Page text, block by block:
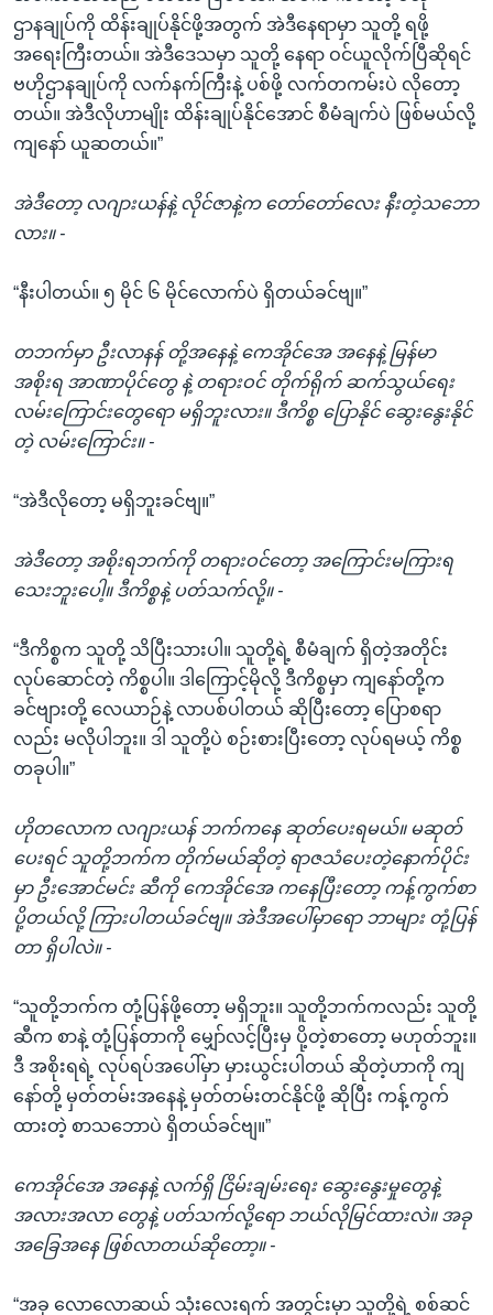
ဌာနချုပ်ကို ထိန်းချုပ်နိုင်ဖို့အတွက် အဲဒီနေရာမှာ သူတို့ ရဖို့
အရေးကြီးတယ်။ အဲဒီဒေသမှာ သူတို့ နေရာ ဝင်ယူလိုက်ပြီဆိုရင်
ဗဟိုဌာနချုပ်ကို လက်နက်ကြီးနဲ့ ပစ်ဖို့ လက်တကမ်းပဲ လိုတော့
တယ်။ အဲဒီလိုဟာမျိုး ထိန်းချုပ်နိုင်အောင် စီမံချက်ပဲ ဖြစ်မယ်လို့
ကျနော် ယူဆတယ်။”
အဲဒီတော့ လဂျားယန်နဲ့ လိုင်ဇာနဲ့က တော်တော်လေး နီးတဲ့သဘော
လား။ -
“နီးပါတယ်။ ၅ မိုင် ၆ မိုင်လောက်ပဲ ရှိတယ်ခင်ဗျ။”
တဘက်မှာ ဦးလာနန် တို့အနေနဲ့ ကေအိုင်အေ အနေနဲ့ မြန်မာ
အစိုးရ အာဏာပိုင်တွေ နဲ့ တရားဝင် တိုက်ရိုက် ဆက်သွယ်ရေး
လမ်းကြောင်းတွေရော မရှိဘူးလား။ ဒီကိစ္စ ပြောနိုင် ဆွေးနွေးနိုင်
တဲ့ လမ်းကြောင်း။ -
“အဲဒီလိုတော့ မရှိဘူးခင်ဗျ။”
အဲဒီတော့ အစိုးရဘက်ကို တရားဝင်တော့ အကြောင်းမကြားရ
သေးဘူးပေါ့။ ဒီကိစ္စနဲ့ ပတ်သက်လို့။ -
“ဒီကိစ္စက သူတို့ သိပြီးသားပါ။ သူတို့ရဲ့ စီမံချက် ရှိတဲ့အတိုင်း
လုပ်ဆောင်တဲ့ ကိစ္စပါ။ ဒါကြောင့်မိုလို့ ဒီကိစ္စမှာ ကျနော်တို့က
ခင်ဗျားတို့ လေယာဉ်နဲ့ လာပစ်ပါတယ် ဆိုပြီးတော့ ပြောစရာ
လည်း မလိုပါဘူး။ ဒါ သူတို့ပဲ စဉ်းစားပြီးတော့ လုပ်ရမယ့် ကိစ္စ
တခုပါ။”
ဟိုတလောက လဂျားယန် ဘက်ကနေ ဆုတ်ပေးရမယ်။ မဆုတ်
ပေးရင် သူတို့ဘက်က တိုက်မယ်ဆိုတဲ့ ရာဇသံပေးတဲ့နောက်ပိုင်း
မှာ ဦးအောင်မင်း ဆီကို ကေအိုင်အေ ကနေပြီးတော့ ကန့်ကွက်စာ
ပို့တယ်လို့ ကြားပါတယ်ခင်ဗျ။ အဲဒီအပေါ်မှာရော ဘာများ တုံ့ပြန်
တာ ရှိပါလဲ။ -
“သူတို့ဘက်က တုံ့ပြန်ဖို့တော့ မရှိဘူး။ သူတို့ဘက်ကလည်း သူတို့
ဆီက စာနဲ့ တုံ့ပြန်တာကို မျှော်လင့်ပြီးမှ ပို့တဲ့စာတော့ မဟုတ်ဘူး။
ဒီ အစိုးရရဲ့ လုပ်ရပ်အပေါ်မှာ မှားယွင်းပါတယ် ဆိုတဲ့ဟာကို ကျ
နော်တို့ မှတ်တမ်းအနေနဲ့ မှတ်တမ်းတင်နိုင်ဖို့ ဆိုပြီး ကန့်ကွက်
ထားတဲ့ စာသဘောပဲ ရှိတယ်ခင်ဗျ။”
ကေအိုင်အေ အနေနဲ့ လက်ရှိ ငြိမ်းချမ်းရေး ဆွေးနွေးမှုတွေနဲ့
အလားအလာ တွေနဲ့ ပတ်သက်လို့ရော ဘယ်လိုမြင်ထားလဲ။ အခု
အခြေအနေ ဖြစ်လာတယ်ဆိုတော့။ -
“အခု လောလောဆယ် သုံးလေးရက် အတွင်းမှာ သူတို့ရဲ့ စစ်ဆင်